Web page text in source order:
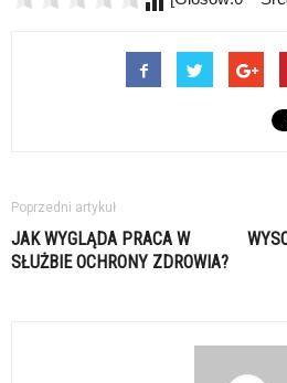
Poprzedni artykuł
JAK WYGLĄDA PRACA W
SŁUŻBIE OCHRONY ZDROWIA?